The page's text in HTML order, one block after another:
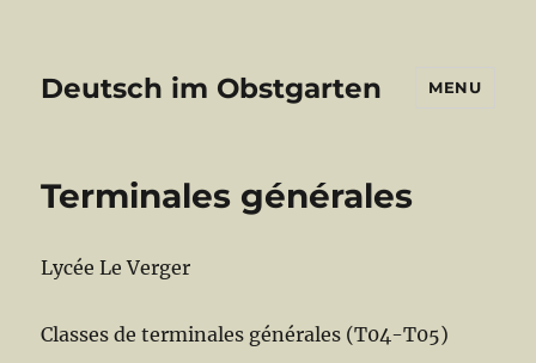
Deutsch im Obstgarten MENU
Terminales générales
Lycée Le Verger
Classes de terminales générales (T04-T05)